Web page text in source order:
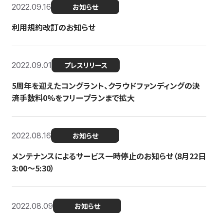
2022.09.16 お知らせ
利用規約改訂のお知らせ
2022.09.01 プレスリリース
5周年を迎えたコングラント、クラウドファンディングの決
済手数料0%をフリープランまで拡大
2022.08.16 お知らせ
メンテナンスによるサービス一時停止のお知らせ（8月22日
3:00〜5:30）
2022.08.09 お知らせ